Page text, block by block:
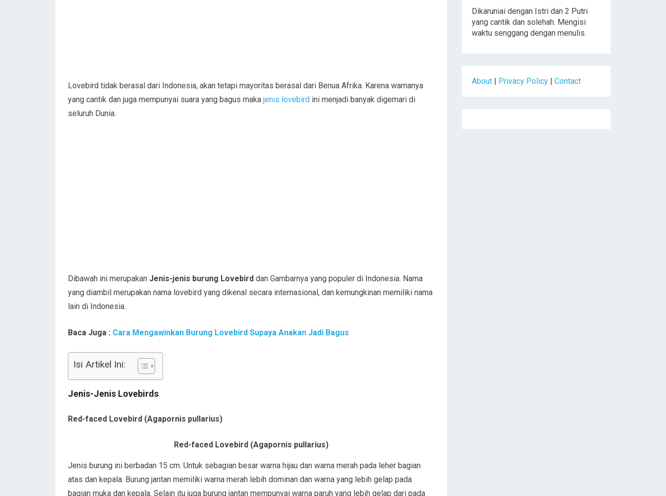
Lovebird tidak berasal dari Indonesia, akan tetapi mayoritas berasal dari Benua Afrika. Karena warnanya
yang cantik dan juga mempunyai suara yang bagus maka jenis lovebird ini menjadi banyak digemari di
seluruh Dunia.
Dibawah ini merupakan Jenis-jenis burung Lovebird dan Gambarnya yang populer di Indonesia. Nama
yang diambil merupakan nama lovebird yang dikenal secara internasional, dan kemungkinan memiliki nama
lain di Indonesia.
Baca Juga : Cara Mengawinkan Burung Lovebird Supaya Anakan Jadi Bagus
Isi Artikel Ini:
Jenis-Jenis Lovebirds
Red-faced Lovebird (Agapornis pullarius)
Red-faced Lovebird (Agapornis pullarius)
Jenis burung ini berbadan 15 cm. Untuk sebagian besar warna hijau dan warna merah pada leher bagian
atas dan kepala. Burung jantan memiliki warna merah lebih dominan dan warna yang lebih gelap pada
bagian muka dan kepala. Selain itu juga burung jantan mempunyai warna paruh yang lebih gelap dari pada
Dikaruniai dengan Istri dan 2 Putri
yang cantik dan solehah. Mengisi
waktu senggang dengan menulis.
About Privacy Policy Contact